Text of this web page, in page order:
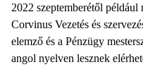
2022 szeptemberétől
Corvinus Vezetés és
elemző és a Pénzügy
angol nyelven lesznek